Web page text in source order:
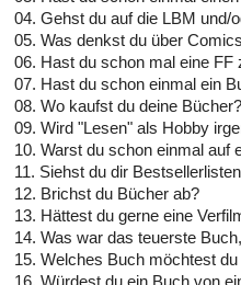
04. Gehst du auf die LBM und/
05. Was denkst du über
06. Hast du schon mal eine FF
07. Hast du schon einmal ein
08. Wo kaufst du deine Bücher?
09. Wird "Lesen" als Hobby
10. Warst du schon einmal auf
11. Siehst du dir
12. Brichst du Bücher ab?
13. Hättest du gerne eine
14. Was war das teuerste
15. Welches Buch möchtest
16. Würdest du ein Buch von